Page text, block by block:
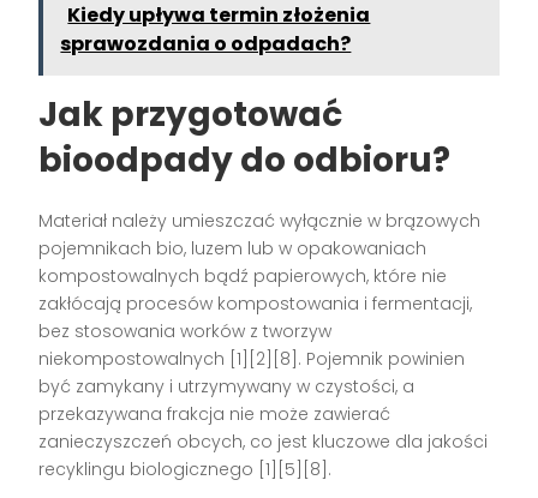
Kiedy upływa termin złożenia
sprawozdania o odpadach?
Jak przygotować
bioodpady do odbioru?
Materiał należy umieszczać wyłącznie w brązowych
pojemnikach bio, luzem lub w opakowaniach
kompostowalnych bądź papierowych, które nie
zakłócają procesów kompostowania i fermentacji,
bez stosowania worków z tworzyw
niekompostowalnych [1][2][8]. Pojemnik powinien
być zamykany i utrzymywany w czystości, a
przekazywana frakcja nie może zawierać
zanieczyszczeń obcych, co jest kluczowe dla jakości
recyklingu biologicznego [1][5][8].